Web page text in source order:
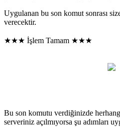
Uygulanan bu son komut sonrası
verecektir.
★★★ İşlem Tamam ★★★
Bu son komutu verdiğinizde
serveriniz açılmıyorsa şu adımları